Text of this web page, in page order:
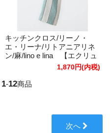
キッチンクロス/リーノ・
エ・リーナ/リトアニアリネ
ン/麻/lino e lina 【エクリュ
1,870円(内税)
1-12商品
次へ